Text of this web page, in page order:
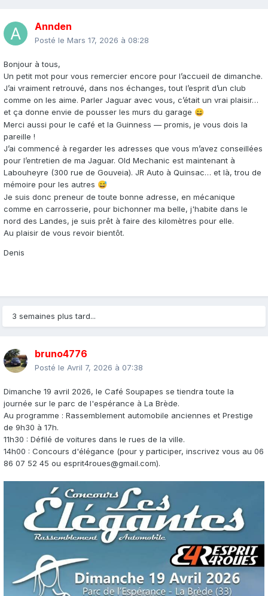
Annden
Posté le Mars 17, 2026 à 08:28
Bonjour à tous,
Un petit mot pour vous remercier encore pour l’accueil de dimanche.
J’ai vraiment retrouvé, dans nos échanges, tout l’esprit d’un club
comme on les aime. Parler Jaguar avec vous, c’était un vrai plaisir…
et ça donne envie de pousser les murs du garage 😄
Merci aussi pour le café et la Guinness — promis, je vous dois la
pareille !
J’ai commencé à regarder les adresses que vous m’avez conseillées
pour l’entretien de ma Jaguar. Old Mechanic est maintenant à
Labouheyre (300 rue de Gouveia). JR Auto à Quinsac… et là, trou de
mémoire pour les autres 😅
Je suis donc preneur de toute bonne adresse, en mécanique
comme en carrosserie, pour bichonner ma belle, j'habite dans le
nord des Landes, je suis prêt à faire des kilomètres pour elle.
Au plaisir de vous revoir bientôt.
Denis
3 semaines plus tard...
bruno4776
Posté le Avril 7, 2026 à 07:38
Dimanche 19 avril 2026, le Café Soupapes se tiendra toute la
journée sur le parc de l'espérance à La Brède.
Au programme : Rassemblement automobile anciennes et Prestige
de 9h30 à 17h.
11h30 : Défilé de voitures dans le rues de la ville.
14h00 : Concours d'élégance (pour y participer, inscrivez vous au 06
86 07 52 45 ou esprit4roues@gmail.com).